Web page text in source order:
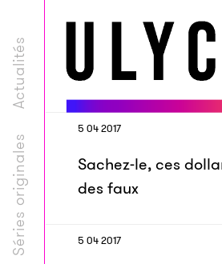
Séries originales
Actualités
5 04 2017
Sachez-le, ces
des faux
5 04 2017